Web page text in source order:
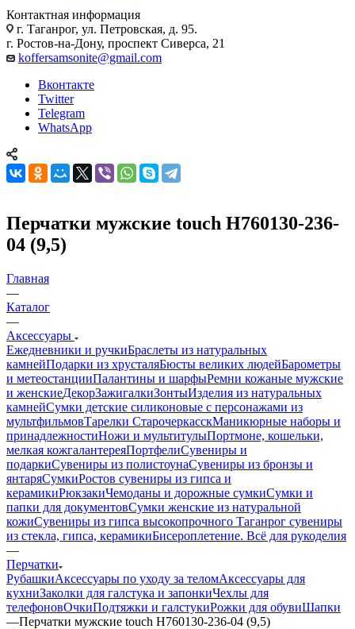
Контактная информация
г. Таганрог, ул. Петровская, д. 95.
г. Ростов-на-Дону, проспект Сиверса, 21
koffersamsonite@gmail.com
Вконтакте
Twitter
Telegram
WhatsApp
Перчатки мужские touch H760130-236-
04 (9,5)
Главная
—
Каталог
—
Аксессуары
Ежедневники и ручкиБраслеты из натуральных
камнейПодарки из хрусталяБюсты великих людейБарометры
и метеостанцииПалантины и шарфыРемни кожаные мужские
и женскиеДекорЗажигалкиЗонтыИзделия из натуральных
камнейСумки детские силиконовые с персонажами из
мультфильмовТарелки СтарочеркасскМаникюрные наборы и
принадлежностиНожи и мультитулыПортмоне, кошельки,
мелкая кожгалантереяПортфелиСувениры и
подаркиСувениры из полистоунаСувениры из бронзы и
янтаряСумкиРостов сувениры из гипса и
керамикиРюкзакиЧемоданы и дорожные сумкиСумки и
папки для документовСумки женские из натуральной
кожиСувениры из гипса высокопрочного Таганрог сувениры
из стекла, гипса, керамикиБисероплетение. Всё для рукоделия
—
Перчатки
РубашкиАксессуары по уходу за теломАксессуары для
кухниЗаколки для галстука и запонкиЧехлы для
телефоновОчкиПодтяжки и галстукиРожки для обувиШапки
—Перчатки мужские touch H760130-236-04 (9,5)